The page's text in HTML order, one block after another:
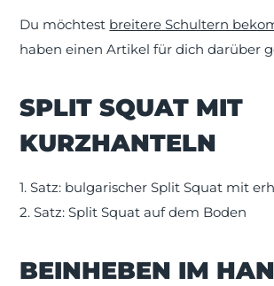
Du möchtest breitere Schultern
haben einen Artikel für dich darüber
SPLIT SQUAT MIT
KURZHANTELN
1. Satz: bulgarischer Split Squat mit
2. Satz: Split Squat auf dem Boden
BEINHEBEN IM